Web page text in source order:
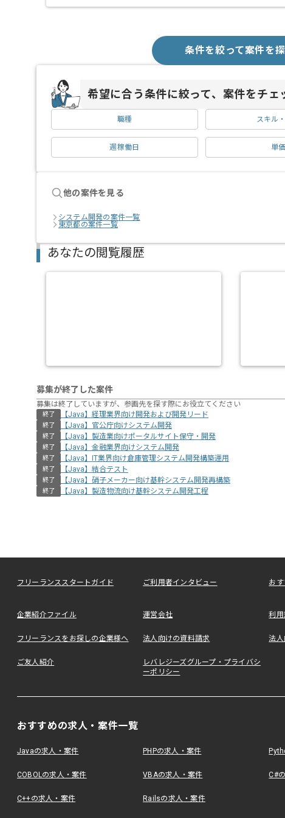
条件を絞って案件を
希望に合う条件に絞って、案件をチェ
職種 スキル
週稼働日 単価
他の案件を見る
システム開発の案件一覧
東京都の案件一覧
あなたの閲覧履歴
募集が終了した案件
募集は終了していますが、参画先を探す際にお役立てください
終了 【Java】経理業界向け開発および開発リード
終了 【Java】官公庁向けシステム開発
終了 【Java】製造業向けポータルサイト保守・開発
終了 【Java】金融業界向けシステム開発
終了 【Java】IT業界向け倉庫管理システム開発構築運用
終了 【Java】結合テスト
終了 【Java】硝子メーカー向け基幹システム開発再構築
終了 【Java】製造物流向け基幹システム開発工程
フリーランススタートガイド ご利用者インタビュー お
企業紹介ファイル 運営会社 利
フリーランスをお探しの企業様へ 法人向けの資料請求 法
ご友人紹介
レバレジーズグループ・プライバシ
ーポリシー
おすすめの求人・案件一覧
Javaの求人・案件 PHPの求人・案件
COBOLの求人・案件 VBAの求人・案件 C#
C++の求人・案件 Railsの求人・案件